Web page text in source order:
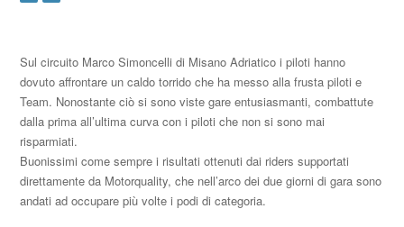
Sul circuito Marco Simoncelli di Misano Adriatico i piloti hanno
dovuto affrontare un caldo torrido che ha messo alla frusta piloti e
Team. Nonostante ciò si sono viste gare entusiasmanti, combattute
dalla prima all’ultima curva con i piloti che non si sono mai
risparmiati.
Buonissimi come sempre i risultati ottenuti dai riders supportati
direttamente da Motorquality, che nell’arco dei due giorni di gara sono
andati ad occupare più volte i podi di categoria.